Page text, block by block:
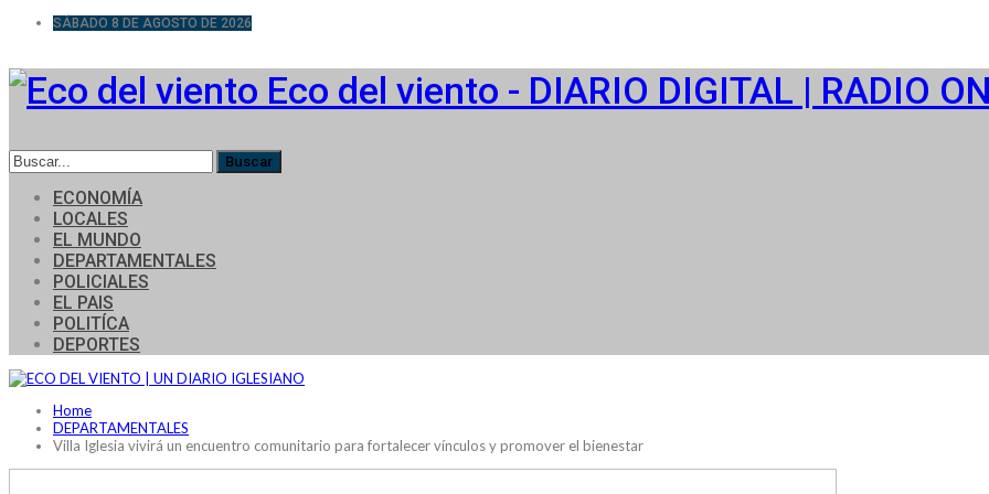
SÁBADO 8 DE AGOSTO DE 2026
Eco del viento - DIARIO DIGITAL | RADIO
ECONOMÍA
LOCALES
EL MUNDO
DEPARTAMENTALES
POLICIALES
EL PAIS
POLITÍCA
DEPORTES
Home
DEPARTAMENTALES
Villa Iglesia vivirá un encuentro comunitario para fortalecer vínculos y promover el bienestar